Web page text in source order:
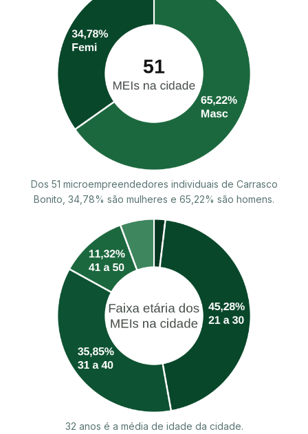
Dos 51 microempreendedores individuais de Carrasco
Bonito, 34,78% são mulheres e 65,22% são homens.
32 anos é a média de idade da cidade.